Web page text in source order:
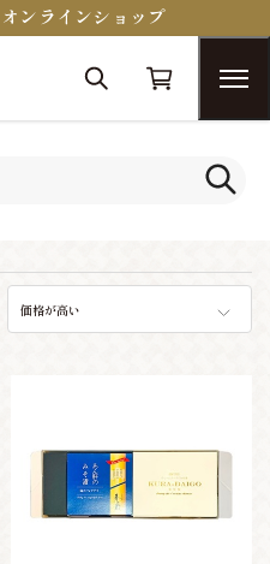
ラインショップ
価格が高い